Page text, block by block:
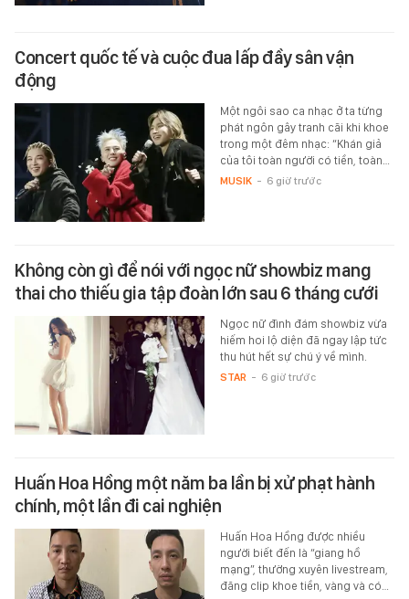
Concert quốc tế và cuộc đua lấp đầy sân vận
động
Một ngôi sao ca nhạc ở ta từng
phát ngôn gây tranh cãi khi khoe
trong một đêm nhạc: “Khán giả
của tôi toàn người có tiền, toàn…
MUSIK - 6 giờ trước
Không còn gì để nói với ngọc nữ showbiz mang
thai cho thiếu gia tập đoàn lớn sau 6 tháng cưới
Ngọc nữ đình đám showbiz vừa
hiếm hoi lộ diện đã ngay lập tức
thu hút hết sự chú ý về mình.
STAR - 6 giờ trước
Huấn Hoa Hồng một năm ba lần bị xử phạt hành
chính, một lần đi cai nghiện
Huấn Hoa Hồng được nhiều
người biết đến là “giang hồ
mạng”, thường xuyên livestream,
đăng clip khoe tiền, vàng và có…